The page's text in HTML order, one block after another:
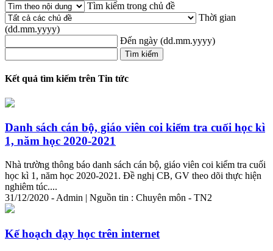
Tìm kiếm trong chủ đề
Thời gian
(dd.mm.yyyy)
Đến ngày (dd.mm.yyyy)
Kết quả tìm kiếm trên Tin tức
Danh sách cán bộ, giáo viên coi kiểm tra cuối học kì
1, năm học 2020-2021
Nhà trường thông báo danh sách cán bộ, giáo viên coi kiểm tra cuối
học kì 1, năm học 2020-2021. Đề nghị CB, GV theo dõi thực hiện
nghiêm túc....
31/12/2020 - Admin | Nguồn tin : Chuyên môn - TN2
Kế hoạch dạy học trên internet